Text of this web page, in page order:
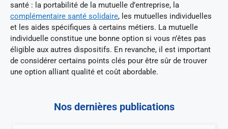
santé : la portabilité de la mutuelle d’entreprise, la
complémentaire santé solidaire, les mutuelles individuelles
et les aides spécifiques à certains métiers. La mutuelle
individuelle constitue une bonne option si vous n’êtes pas
éligible aux autres dispositifs. En revanche, il est important
de considérer certains points clés pour être sûr de trouver
une option alliant qualité et coût abordable.
Nos dernières publications